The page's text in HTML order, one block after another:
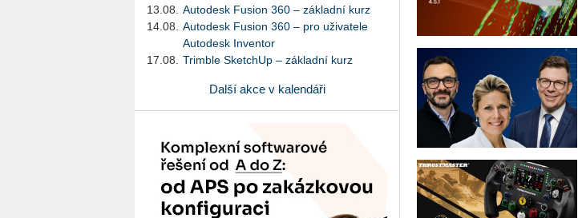
13.08.
Autodesk Fusion 360 – základní kurz
14.08.
Autodesk Fusion 360 – pro uživatele
Autodesk Inventor
17.08.
Trimble SketchUp – základní kurz
Další akce v kalendáři